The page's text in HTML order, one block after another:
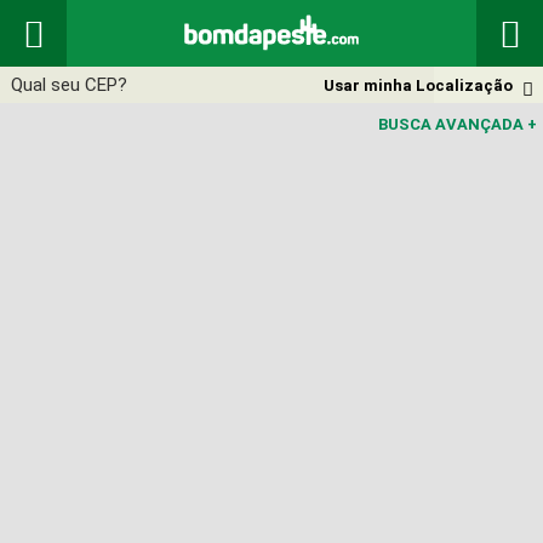
 

Usar minha Localização
BUSCA AVANÇADA +